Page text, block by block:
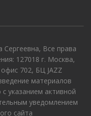
Все права
127018 г. Москва,
702, БЦ JAZZ
материалов
указанием активной
уведомлением
сайта